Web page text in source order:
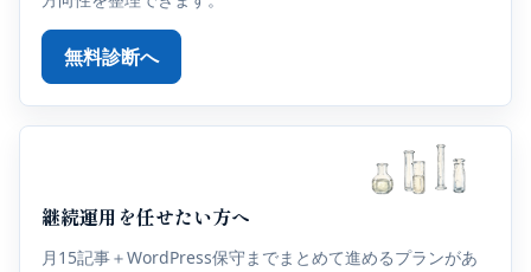
無料診断へ
継続運用を任せたい方へ
月15記事＋WordPress保守までまとめて進めるプランがあ